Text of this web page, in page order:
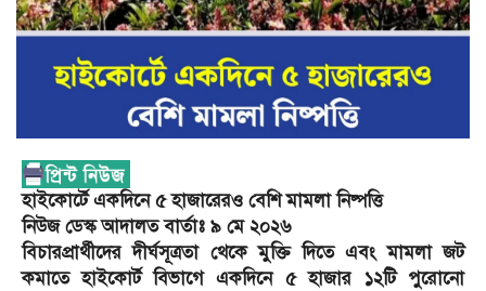
হাইকোর্টে একদিনে ৫ হাজারেরও বেশি মামলা নিষ্পত্তি
নিউজ ডেস্ক আদালত বার্তাঃ ৯ মে ২০২৬
বিচারপ্রার্থীদের দীর্ঘসূত্রতা থেকে মুক্তি দিতে এবং মামলা জট
কমাতে হাইকোর্ট বিভাগে একদিনে ৫ হাজার ১২টি পুরোনো